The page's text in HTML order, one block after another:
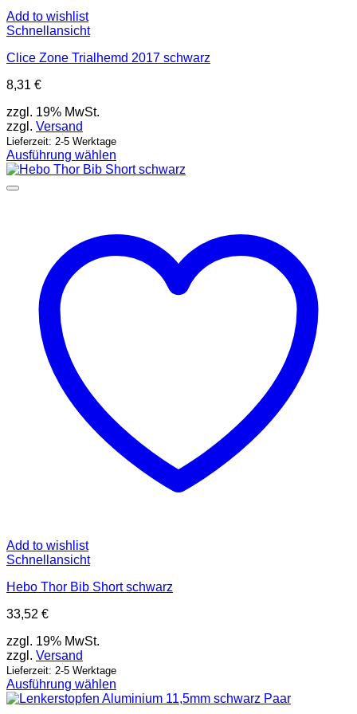
Add to wishlist
Schnellansicht
Clice Zone Trialhemd 2017 schwarz
8,31 €
zzgl. 19% MwSt.
zzgl. Versand
Lieferzeit: 2-5 Werktage
Ausführung wählen
Dieses
Produkt
Optionen
können
Produktseite
gewählt
werden
Add to wishlist
Schnellansicht
Hebo Thor Bib Short schwarz
33,52 €
zzgl. 19% MwSt.
zzgl. Versand
Lieferzeit: 2-5 Werktage
Ausführung wählen
Dieses